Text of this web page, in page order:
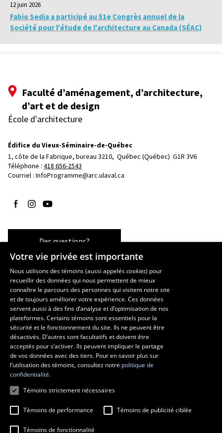
12 juin 2026
Fabio Sedia a participé au 51e Congrès annuel de la
Société pour l'étude de l'architecture au Canada (SÉAC)
Faculté d’aménagement, d’architecture,
d’art et de design
École d'architecture
Édifice du Vieux-Séminaire-de-Québec
1, côte de la Fabrique, bureau 3210, Québec (Québec)  G1R 3V6
Téléphone : 418 656-2543
Courriel : InfoProgramme@arc.ulaval.ca
Suivez-nous sur Facebook
Suivez-nous sur Instagram
Suivez-nous sur YouTube
Des questions?
Les écoles et la recherche
École d’art
École supérieure d’aménagement du territoire et de développement
régional
École de design
Centre de recherche en aménagement et développement
Votre vie privée est importante
Nous utilisons des témoins (aussi appeléscookies) pour
recueillir des données qui nous permettent de mieux
connaître le parcours des personnes qui visitent notre site
et de toujours améliorer votre expérience. Ces données
servent aussi à des fins d’analyse et d’optimisation de nos
plateformes. Certains témoins sont essentiels pour la
sécurité et le fonctionnement du site. Ils ne peuvent être
désactivés. D’autres sont facultatifs et doivent être
acceptés pour s’activer. Ils peuvent impliquer le partage
de vos données avec des tiers. Pour en savoir plus sur
l’utilisation des témoins, consultez notre politique de
confidentialité.
Témoins strictement nécessaires
Témoins de performance Témoins de publicité ciblée
Témoins de fonctionnalité